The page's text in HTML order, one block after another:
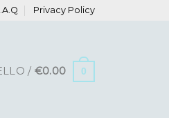
Privacy Policy
/ €0.00 0